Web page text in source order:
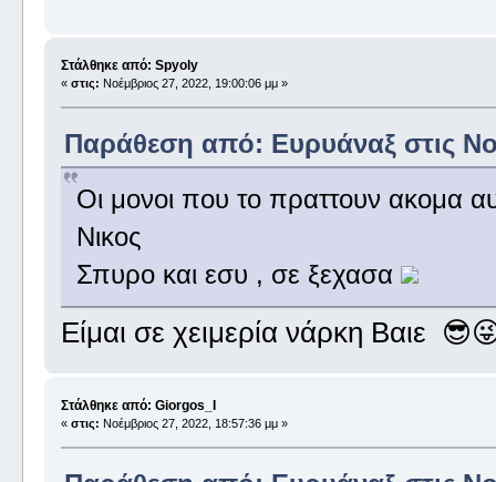
Στάλθηκε από: Spyoly
« στις: Νοέμβριος 27, 2022, 19:00:06 μμ »
Παράθεση από: Ευρυάναξ στις
Οι μονοι που το πραττουν ακομα
Νικος
Σπυρο και εσυ , σε ξεχασα
Είμαι σε χειμερία νάρκη Βαιε
Στάλθηκε από: Giorgos_I
« στις: Νοέμβριος 27, 2022, 18:57:36 μμ »